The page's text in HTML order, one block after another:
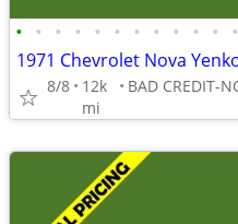
• • • • • • • • • • • •
8/8
12k
mi